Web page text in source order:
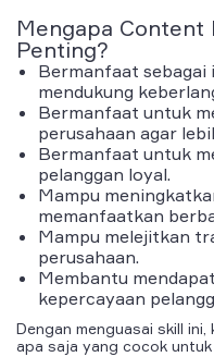
Mengapa Content
Penting?
Bermanfaat sebagai
mendukung
Bermanfaat untuk
perusahaan agar
Bermanfaat untuk
pelanggan loyal.
Mampu
memanfaatkan
Mampu melejitkan
perusahaan.
Membantu
kepercayaan
Dengan menguasai skill
apa saja yang cocok untuk